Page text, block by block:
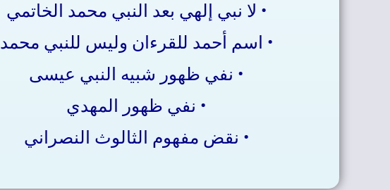
• لا نبي إلهي بعد النبي محمد الخاتمي
• اسم أحمد للقرءان وليس للنبي محمد
• نفي ظهور شبيه النبي عيسى
• نفي ظهور المهدي
• نقض مفهوم الثالوث النصراني